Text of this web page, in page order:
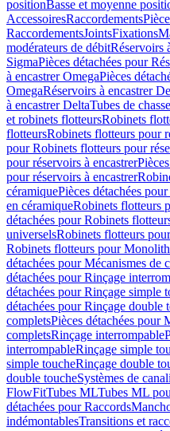
positionBasse et moyenne
AccessoiresRaccordements
RaccordementsJointsFixations
modérateurs de débitRéservoirs
SigmaPièces détachées pour
à encastrer OmegaPièces
OmegaRéservoirs à encastrer
à encastrer DeltaTubes de chasse
et robinets flotteursRobinets
flotteursRobinets flotteurs pour
pour Robinets flotteurs pour
pour réservoirs à encastrer
pour réservoirs à encastrer
céramiquePièces détachées
en céramiqueRobinets flotteurs
détachées pour Robinets
universelsRobinets flotteurs
Robinets flotteurs pour Monolith
détachées pour Mécanismes de
détachées pour Rinçage
détachées pour Rinçage simple
détachées pour Rinçage double
completsPièces détachées pour
completsRinçage interrompable
interrompableRinçage simple
simple toucheRinçage double
double toucheSystèmes de
FlowFitTubes MLTubes ML
détachées pour Raccords
indémontablesTransitions et